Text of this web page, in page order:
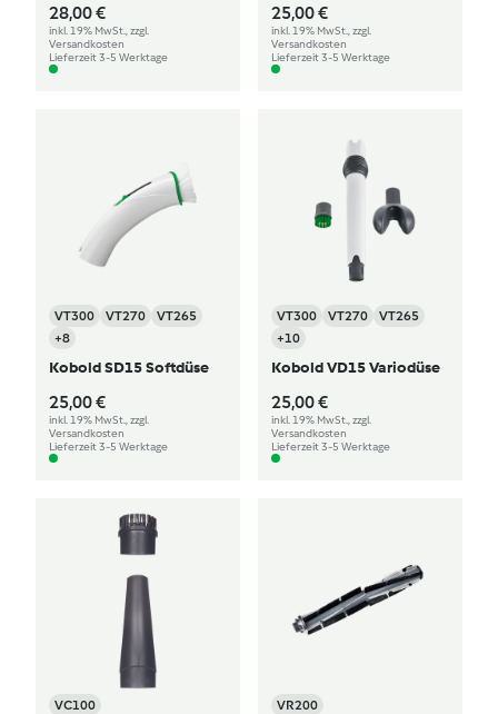
28,00 €
inkl. 19% MwSt., zzgl.
Versandkosten
Lieferzeit 3-5 Werktage
25,00 €
inkl. 19% MwSt., zzgl.
Versandkosten
Lieferzeit 3-5 Werktage
VT300 VT270
VT265
+8
Kobold SD15 Softdüse
25,00 €
inkl. 19% MwSt., zzgl.
Versandkosten
Lieferzeit 3-5 Werktage
VT300 VT270
VT265
+10
Kobold VD15 Variodüse
25,00 €
inkl. 19% MwSt., zzgl.
Versandkosten
Lieferzeit 3-5 Werktage
VC100 VR200